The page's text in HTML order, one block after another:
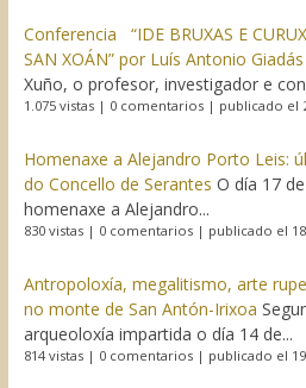
Conferencia “IDE BRUXAS E
SAN XOÁN” por Luís Antonio
Xuño, o profesor, investigador e
1.075 vistas| 0 comentarios| publicado el
Homenaxe a Alejandro Porto Leis:
do Concello de Serantes O día 17
homenaxe a Alejandro...
830 vistas| 0 comentarios| publicado el
Antropoloxía, megalitismo, arte
no monte de San Antón-Irixoa
arqueoloxía impartida o día 14 de...
814 vistas| 0 comentarios| publicado el